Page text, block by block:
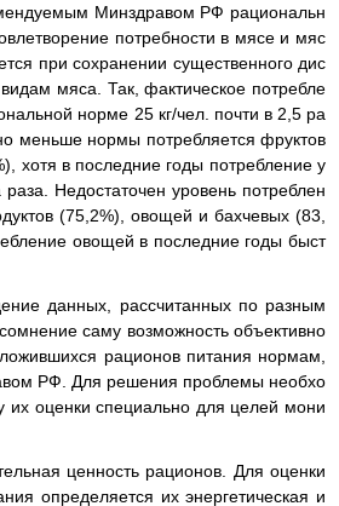
Минздравом РФ рациональн
потребности в мясе и мяс
при сохранении существенного дис
мяса. Так, фактическое потребле
норме 25 кг/чел. почти в 2,5 ра
меньше нормы потребляется фруктов
хотя в последние годы потребление у
Недостаточен уровень потреблен
(75,2%), овощей и бахчевых (83,
овощей в последние годы быст
данных, рассчитанных по разным
саму возможность объективно
рационов питания нормам,
РФ. Для решения проблемы необхо
их оценки специально для целей мони
ценность рационов. Для оценки
определяется их энергетическая и